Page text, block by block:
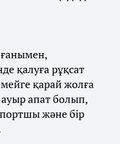
қалуға рұқсат
қарай жолға
апат болып,
және бір